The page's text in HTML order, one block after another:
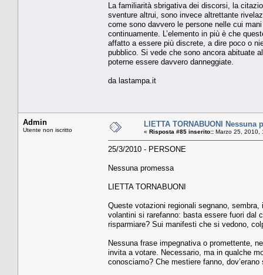
La familiarità sbrigativa dei discorsi, la
sventure altrui, sono invece altrettante
come sono davvero le persone nelle cui
continuamente. L’elemento in più è che
affatto a essere più discrete, a dire poco o
pubblico. Si vede che sono ancora abituate
poterne essere davvero danneggiate.
da lastampa.it
Admin
Utente non iscritto
LIETTA TORNABUONI Nessuna
« Risposta #85 inserito:: Marzo 25, 2010,
25/3/2010 - PERSONE
Nessuna promessa
LIETTA TORNABUONI
Queste votazioni regionali segnano,
volantini si rarefanno: basta essere fuori dal
risparmiare? Sui manifesti che si vedono,
Nessuna frase impegnativa o promettente,
invita a votare. Necessario, ma in qualche
conosciamo? Che mestiere fanno, dov’erano